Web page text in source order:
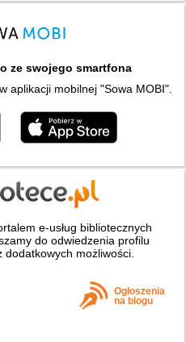
ze swojego smartfona
aplikacji mobilnej "Sowa MOBI".
e-usług bibliotecznych
do odwiedzenia profilu
możliwości.
Ogłoszenia
na blogu